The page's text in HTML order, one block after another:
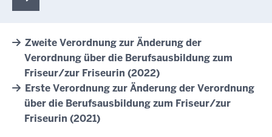
Zweite Verordnung zur Änderung der
Verordnung über die Berufsausbildung zum
Friseur/zur Friseurin (2022)
Erste Verordnung zur Änderung der Verordnung
über die Berufsausbildung zum Friseur/zur
Friseurin (2021)